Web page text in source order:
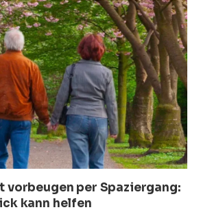
vorbeugen per Spaziergang:
kann helfen